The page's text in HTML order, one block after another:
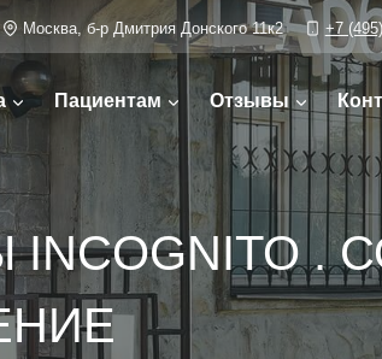
Москва, б-р Дмитрия Донского 11к2 +7
Пациентам Отзывы
.